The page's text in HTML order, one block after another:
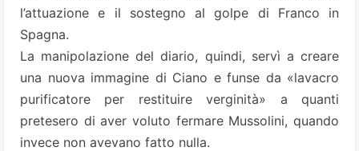
l’attuazione e il sostegno al golpe di Franco in
Spagna.
La manipolazione del diario, quindi, servì a creare
una nuova immagine di Ciano e funse da «lavacro
purificatore per restituire verginità» a quanti
pretesero di aver voluto fermare Mussolini, quando
invece non avevano fatto nulla.